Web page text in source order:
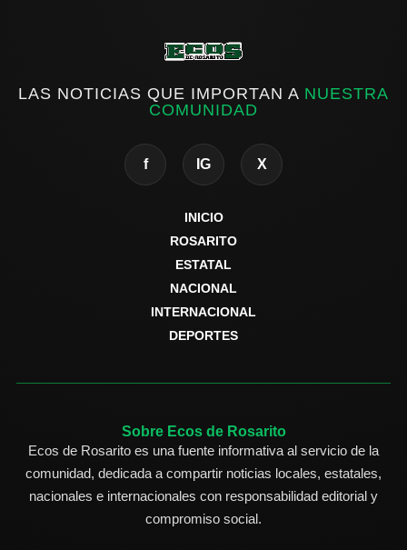
LAS NOTICIAS QUE IMPORTAN A NUESTRA
COMUNIDAD
f IG X
INICIO
ROSARITO
ESTATAL
NACIONAL
INTERNACIONAL
DEPORTES
Sobre Ecos de Rosarito
Ecos de Rosarito es una fuente informativa al servicio de la
comunidad, dedicada a compartir noticias locales, estatales,
nacionales e internacionales con responsabilidad editorial y
compromiso social.